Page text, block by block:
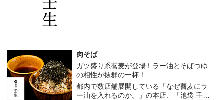
肉そば
ガツ盛り系蕎麦が登場！ラー油とそばつゆ
の相性が抜群の一杯！
都内で数店舗展開している「なぜ蕎麦にラ
ー油を入れるのか。」の本店、「池袋 壬